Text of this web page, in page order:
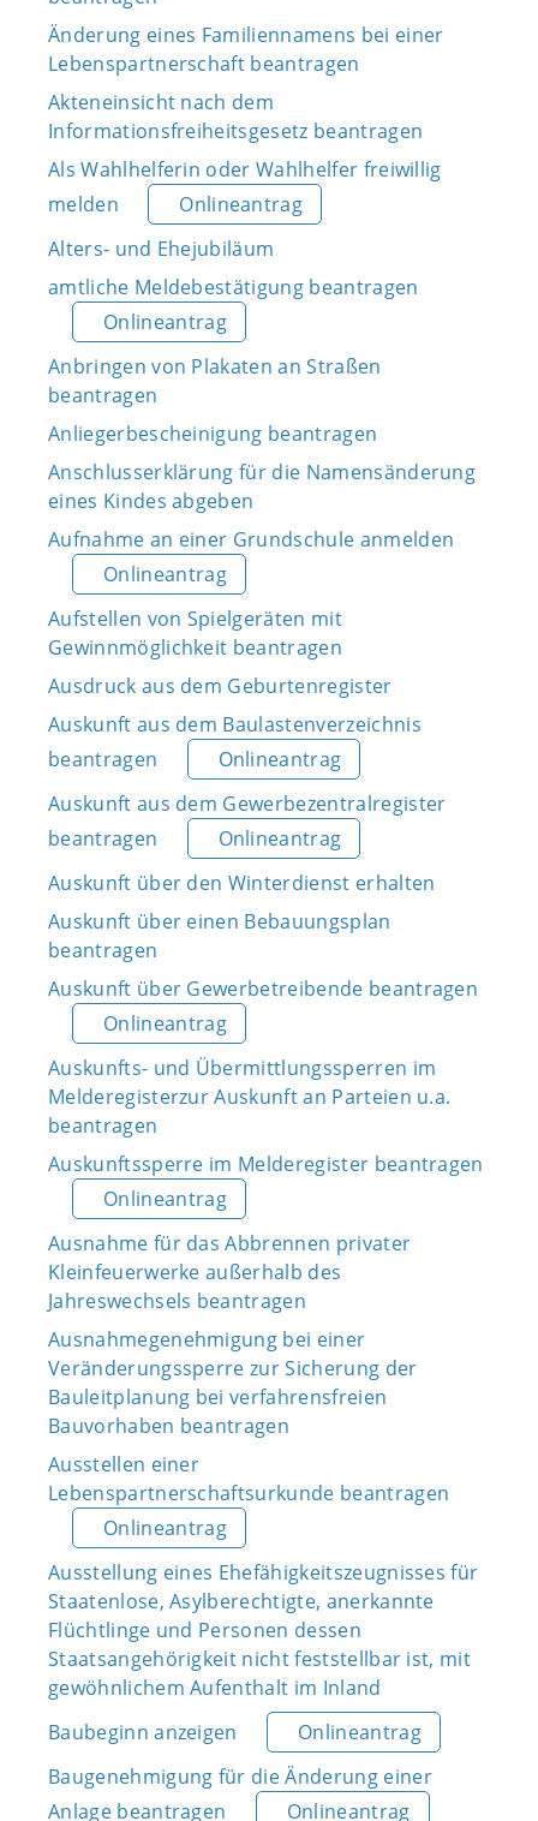
Änderung eines Familiennamens bei einer
Lebenspartnerschaft beantragen
Akteneinsicht nach dem
Informationsfreiheitsgesetz beantragen
Als Wahlhelferin oder Wahlhelfer freiwillig
melden
Onlineantrag
Alters- und Ehejubiläum
amtliche Meldebestätigung beantragen
Onlineantrag
Anbringen von Plakaten an Straßen
beantragen
Anliegerbescheinigung beantragen
Anschlusserklärung für die Namensänderung
eines Kindes abgeben
Aufnahme an einer Grundschule anmelden
Onlineantrag
Aufstellen von Spielgeräten mit
Gewinnmöglichkeit beantragen
Ausdruck aus dem Geburtenregister
Auskunft aus dem Baulastenverzeichnis
beantragen
Onlineantrag
Auskunft aus dem Gewerbezentralregister
beantragen
Onlineantrag
Auskunft über den Winterdienst erhalten
Auskunft über einen Bebauungsplan
beantragen
Auskunft über Gewerbetreibende beantragen
Onlineantrag
Auskunfts- und Übermittlungssperren im
Melderegisterzur Auskunft an Parteien u.a.
beantragen
Auskunftssperre im Melderegister beantragen
Onlineantrag
Ausnahme für das Abbrennen privater
Kleinfeuerwerke außerhalb des
Jahreswechsels beantragen
Ausnahmegenehmigung bei einer
Veränderungssperre zur Sicherung der
Bauleitplanung bei verfahrensfreien
Bauvorhaben beantragen
Ausstellen einer
Lebenspartnerschaftsurkunde beantragen
Onlineantrag
Ausstellung eines Ehefähigkeitszeugnisses für
Staatenlose, Asylberechtigte, anerkannte
Flüchtlinge und Personen dessen
Staatsangehörigkeit nicht feststellbar ist, mit
gewöhnlichem Aufenthalt im Inland
Baubeginn anzeigen
Onlineantrag
Baugenehmigung für die Änderung einer
Anlage beantragen
Onlineantrag